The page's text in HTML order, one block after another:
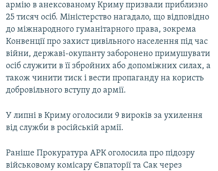
армію в анексованому Криму призвали приблизно
25 тисяч осіб. Міністерство нагадало, що відповідно
до міжнародного гуманітарного права, зокрема
Конвенції про захист цивільного населення під час
війни, державі-окупанту заборонено примушувати
осіб служити в її збройних або допоміжних силах, а
також чинити тиск і вести пропаганду на користь
добровільного вступу до армії.
У липні в Криму оголосили 9 вироків за ухилення
від служби в російській армії.
Раніше Прокуратура АРК оголосила про підозру
військовому комісару Євпаторії та Сак через